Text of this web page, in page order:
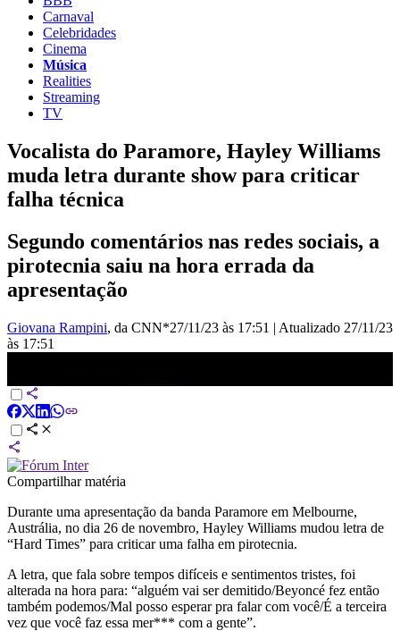
Carnaval
Celebridades
Cinema
Música
Realities
Streaming
TV
Vocalista do Paramore, Hayley Williams
muda letra durante show para criticar
falha técnica
Segundo comentários nas redes sociais, a
pirotecnia saiu na hora errada da
apresentação
Giovana Rampini, da CNN*27/11/23 às 17:51 | Atualizado 27/11/23
às 17:51
Compartilhar matéria
Durante uma apresentação da banda Paramore em Melbourne,
Austrália, no dia 26 de novembro, Hayley Williams mudou letra de
“Hard Times” para criticar uma falha em pirotecnia.
A letra, que fala sobre tempos difíceis e sentimentos tristes, foi
alterada na hora para: “alguém vai ser demitido/Beyoncé fez então
também podemos/Mal posso esperar pra falar com você/É a terceira
vez que você faz essa mer*** com a gente”.